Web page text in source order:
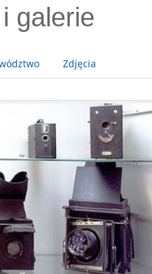
galerie
Zdjęcia